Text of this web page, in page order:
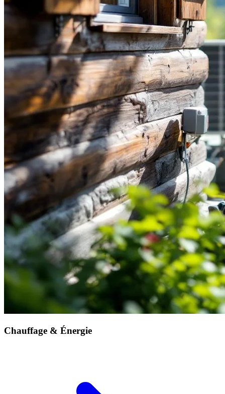
Chauffage & Énergie